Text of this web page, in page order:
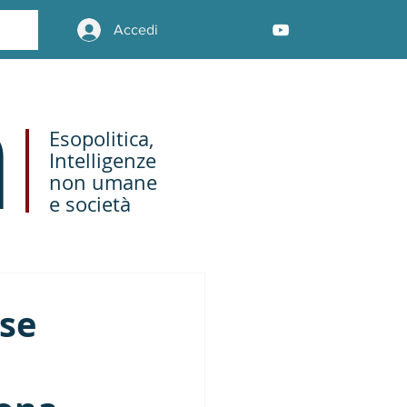
Accedi
Esopolitica,
Intelligenze
non umane
e società